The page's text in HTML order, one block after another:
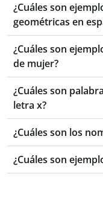
¿Cuáles son
geométricas en
¿Cuáles son
de mujer?
¿Cuáles son
letra x?
¿Cuáles son los
¿Cuáles son